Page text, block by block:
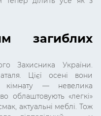
загиблих
Захисника України.
Цієї осені вони
кімнату — невелика
облаштовують «легкі»
актуальні меблі. Тож